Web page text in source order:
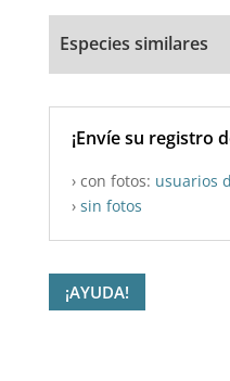
Especies similares
¡Envíe su registro
› con fotos: usuarios
› sin fotos
¡AYUDA!